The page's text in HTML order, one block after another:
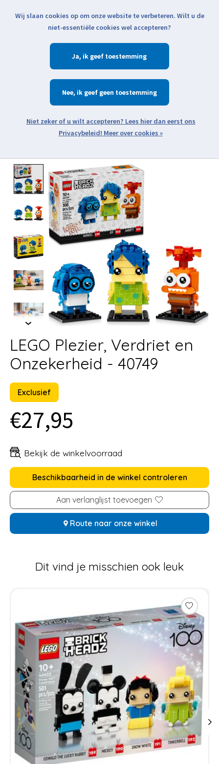
Klik voor actuele verzendinformatie...
Verlanglijst
Zoeken
Open webshop menu
Product image slideshow Items
LEGO Plezier, Verdriet en
Onzekerheid - 40749
Exclusief
€27,95
Bekijk de winkelvoorraad
Beschikbaarheid in de winkel controleren
Aan verlanglijst toevoegen
Route naar onze winkel
Dit vind je misschien ook leuk
Wij slaan cookies op om onze website te verbeteren. Wilt u de
niet-essentiële cookies wel accepteren?
Ja
Nee
Meer over cookies »